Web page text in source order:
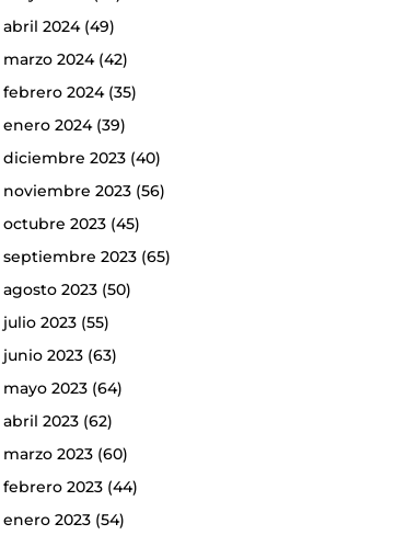
abril 2024(49)
marzo 2024(42)
febrero 2024(35)
enero 2024(39)
diciembre 2023(40)
noviembre 2023(56)
octubre 2023(45)
septiembre 2023(65)
agosto 2023(50)
julio 2023(55)
junio 2023(63)
mayo 2023(64)
abril 2023(62)
marzo 2023(60)
febrero 2023(44)
enero 2023(54)